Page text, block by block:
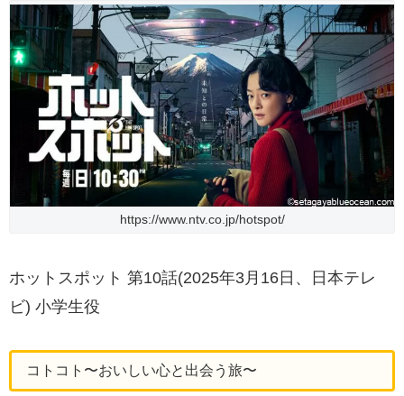
https://www.ntv.co.jp/hotspot/
ホットスポット 第10話(2025年3月16日、日本テレ
ビ) 小学生役
コトコト〜おいしい心と出会う旅〜